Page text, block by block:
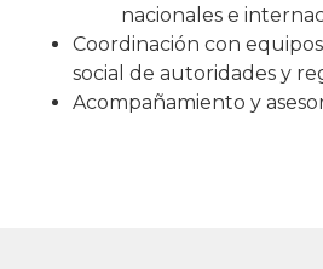
nacionales e
Coordinación con
social de autoridades y
Acompañamiento y